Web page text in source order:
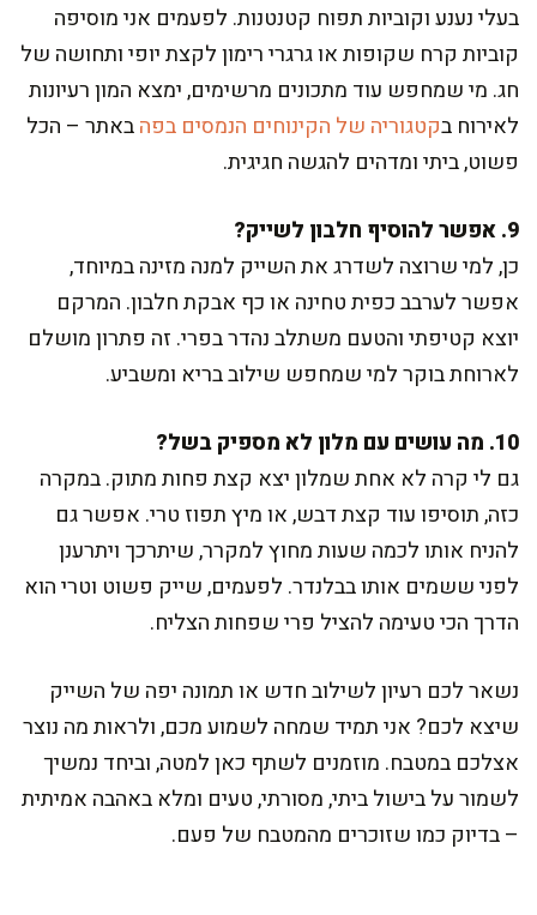
בעלי נענע וקוביות תפוח קטנטנות. לפעמים אני מוסיפה
קוביות קרח שקופות או גרגרי רימון לקצת יופי ותחושה של
חג. מי שמחפש עוד מתכונים מרשימים, ימצא המון רעיונות
לאירוח בקטגוריה של הקינוחים הנמסים בפהבאתר – הכל
פשוט, ביתי ומדהים להגשה חגיגית.
9. אפשר להוסיף חלבון לשייק?
כן, למי שרוצה לשדרג את השייק למנה מזינה במיוחד,
אפשר לערבב כפית טחינה או כף אבקת חלבון. המרקם
יוצא קטיפתי והטעם משתלב נהדר בפרי. זה פתרון מושלם
לארוחת בוקר למי שמחפש שילוב בריא ומשביע.
10. מה עושים עם מלון לא מספיק בשל?
גם לי קרה לא אחת שמלון יצא קצת פחות מתוק. במקרה
כזה, תוסיפו עוד קצת דבש, או מיץ תפוז טרי. אפשר גם
להניח אותו לכמה שעות מחוץ למקרר, שיתרכך ויתרענן
לפני ששמים אותו בבלנדר. לפעמים, שייק פשוט וטרי הוא
הדרך הכי טעימה להציל פרי שפחות הצליח.
נשאר לכם רעיון לשילוב חדש או תמונה יפה של השייק
שיצא לכם? אני תמיד שמחה לשמוע מכם, ולראות מה נוצר
אצלכם במטבח. מוזמנים לשתף כאן למטה, וביחד נמשיך
לשמור על בישול ביתי, מסורתי, טעים ומלא באהבה אמיתית
– בדיוק כמו שזוכרים מהמטבח של פעם.